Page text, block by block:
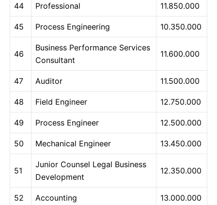
44 Professional 11.850.000
45 Process Engineering 10.350.000
46
Business Performance Services
Consultant
11.600.000
47 Auditor 11.500.000
48 Field Engineer 12.750.000
49 Process Engineer 12.500.000
50 Mechanical Engineer 13.450.000
51
Junior Counsel Legal Business
Development
12.350.000
52 Accounting 13.000.000